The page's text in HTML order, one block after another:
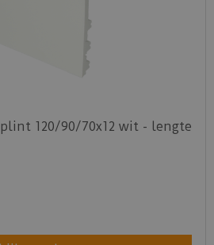
120/90/70x12 wit - lengte